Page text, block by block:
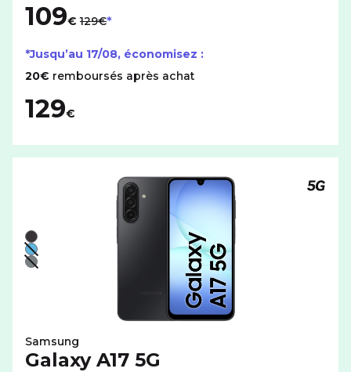
109€ 129€
*Jusqu’au 17/08, économisez :
20€ remboursés après achat
129€
Liste de couleurs disponibles pour le SAMSUNG Galaxy
Noir
Bleu - indisponible
Gris - indisponible
Samsung
Galaxy A17 5G